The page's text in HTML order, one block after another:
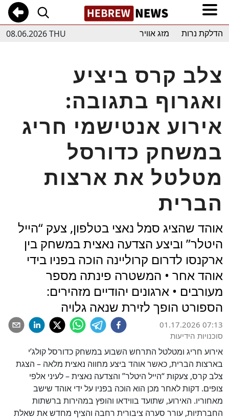
08.06.2026 THU הדלקת נרות מזג אוויר
צלב קרס ביציע
ואגרוף בתגובה:
אירוע אנטישמי חריג
במשחק כדורסל
מטלטל את ארצות
הברית
אוהד שהציג סמל נאצי בטלפון, צעק “הייל
היטלר” וביצע הצדעה נאצית במשחק בין
ארקנסו לדרום קרוליינה הוכה בפניו בידי
אוהד אחר • המשטרה פינתה מספר
מעורבים • ארגונים יהודיים מזהירים:
הספורט הופך לזירת שנאה גלויה
01.17.2026 07:13
סוכנויות הידיעות
אירוע חריג ומטלטל התרחש השבוע במשחק כדורסל קולג’י
בארצות הברית, כאשר אוהד ביצע מחווה נאצית מלאה – הצגת
צלב קרס, צעקות “הייל היטלר” והצדעה נאצית – לעיני אלפי
צופים. דקות לאחר מכן הוא הוכה בפניו על ידי אוהד שישב
מאחוריו. האירוע, שתועד בווידאו והופץ במהירות ברשתות
החברתיות, עורר סערה ציבורית רחבה והציף מחדש את שאלת